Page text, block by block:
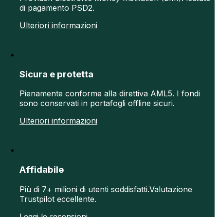
di pagamento PSD2.
Ulteriori informazioni
Sicura e protetta
Pienamente conforme alla direttiva AML5. I fondi
sono conservati in portafogli offline sicuri.
Ulteriori informazioni
Affidabile
Più di 7+ milioni di utenti soddisfatti.Valutazione
Trustpilot eccellente.